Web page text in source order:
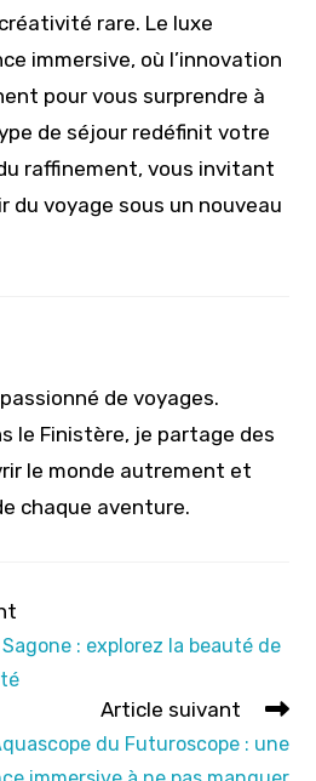
rare. Le luxe
immersive, où l’innovation
pour vous surprendre à
de séjour redéfinit votre
raffinement, vous invitant
du voyage sous un nouveau
de voyages.
le Finistère, je partage des
le monde autrement et
chaque aventure.
: explorez la beauté de
Article suivant
du Futuroscope : une